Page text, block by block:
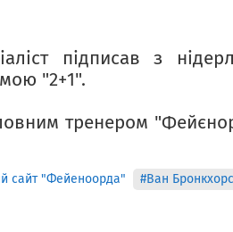
підписав з
"2+1".
тренером
сайт "Фейеноорда" #Ван